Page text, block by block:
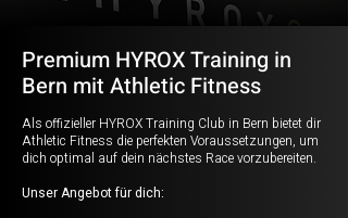
Premium HYROX Training in
Bern mit Athletic Fitness
Als offizieller HYROX Training Club in Bern bietet dir
Athletic Fitness die perfekten Voraussetzungen, um
dich optimal auf dein nächstes Race vorzubereiten.
Unser Angebot für dich: